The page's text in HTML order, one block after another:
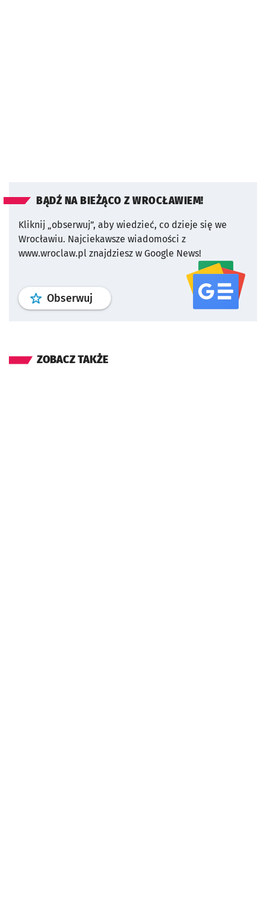
BĄDŹ NA BIEŻĄCO Z WROCŁAWIEM!
Kliknij „obserwuj”, aby wiedzieć, co dzieje się we
Wrocławiu. Najciekawsze wiadomości z
www.wroclaw.pl znajdziesz w Google News!
Obserwuj profil serwisu
ZOBACZ TAKŻE